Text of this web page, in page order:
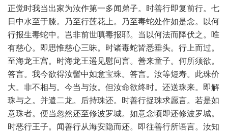
正觉时我当出家为汝作第一多闻弟子。时善行即复前行。七
日中水至于膝。乃至行莲花上。乃至毒蛇处作如是念。以何
行报生毒蛇中。岂非前世嗔毒报耶。当以何法而降伏之。唯
有慈心。即思惟慈心三昧。时诸毒蛇皆悉垂头。行上而过。
至海龙王宫。时海龙王遥见慰问言。善来童子。何所须欲。
答言。我今欲得汝髻中如意宝珠。答言。汝等短寿。此珠价
大。非不相与。今当与汝。但汝命欲终时。还送珠来。即解
珠与之。并遣二龙。后持珠还。时善行捉珠求愿言。若是如
意珠者。便当忽然还至修波罗城。如意念顷即还修波罗城。
时恶行王子。闻善行从海安隐而还。即往善行所语言。汝知